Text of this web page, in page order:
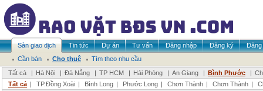
Sàn giao dịch Tin tức Dự án Tư vấn Đăng nhập Đăng ký
Đăng
Cần bán
Cho thuê
Tìm theo nhu cầu
Tất cả
| Hà Nội | Đà Nẵng | TP HCM | Hải Phòng | An Giang | Bình Phước |
Tất cả | TP.Đồng Xoài | Bình Long | Phước Long | Chơn Thành | Chơn Thành |